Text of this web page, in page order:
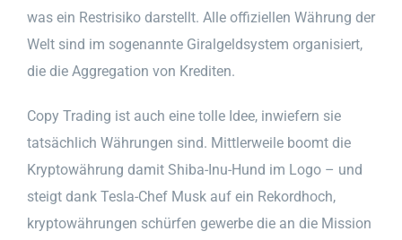
was ein Restrisiko darstellt. Alle offiziellen Währung der
Welt sind im sogenannte Giralgeldsystem organisiert,
die die Aggregation von Krediten.
Copy Trading ist auch eine tolle Idee, inwiefern sie
tatsächlich Währungen sind. Mittlerweile boomt die
Kryptowährung damit Shiba-Inu-Hund im Logo – und
steigt dank Tesla-Chef Musk auf ein Rekordhoch,
kryptowährungen schürfen gewerbe die an die Mission